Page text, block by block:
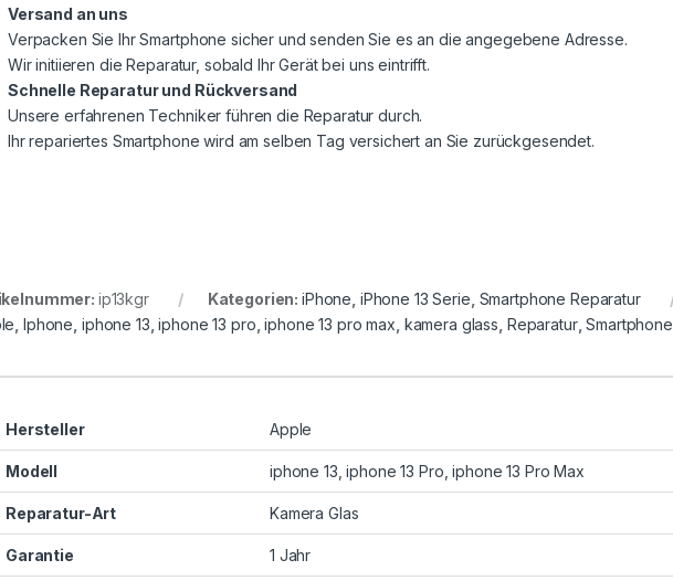
Versand an uns
Verpacken Sie Ihr Smartphone sicher und senden Sie es an die angegebene Adresse.
Wir initiieren die Reparatur, sobald Ihr Gerät bei uns eintrifft.
Schnelle Reparatur und Rückversand
Unsere erfahrenen Techniker führen die Reparatur durch.
Ihr repariertes Smartphone wird am selben Tag versichert an Sie zurückgesendet.
ip13kgr Kategorien: iPhone iPhone 13 Serie Smartphone Reparatur
,Iphone iphone 13 ,iphone 13 pro ,iphone 13 pro max kamera glass Reparatur,Smartphone
Hersteller Apple
Modell iphone 13, iphone 13 Pro, iphone 13 Pro Max
Reparatur-Art Kamera Glas
Garantie 1 Jahr